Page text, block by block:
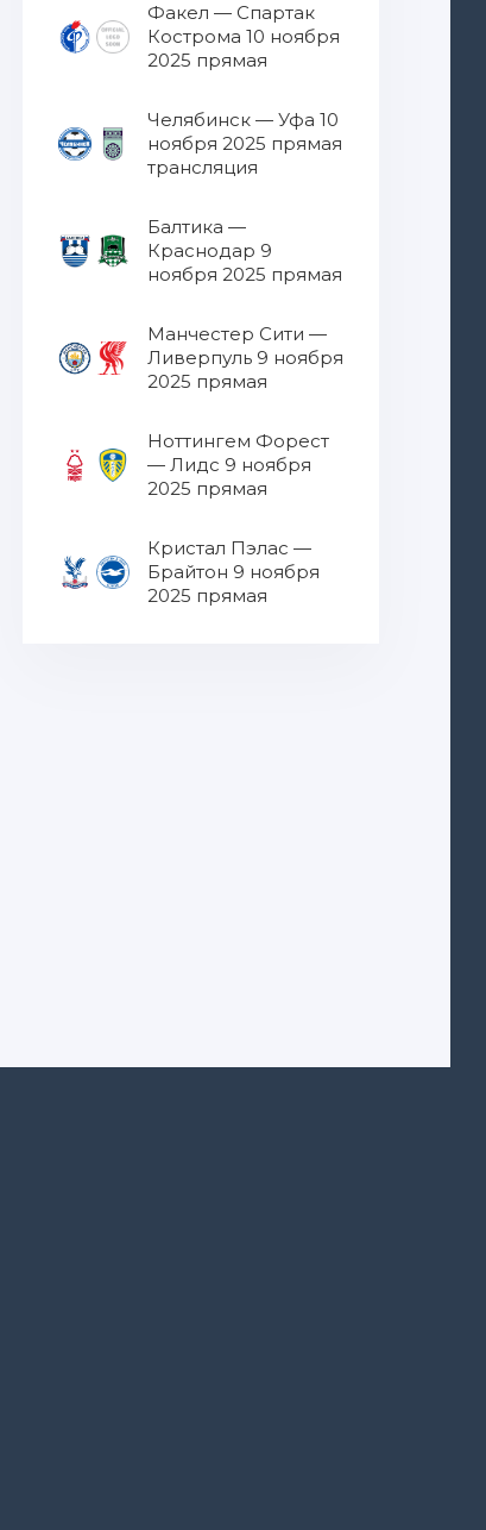
Факел — Спартак
Кострома 10 ноября
2025 прямая
Челябинск — Уфа 10
ноября 2025 прямая
трансляция
Балтика —
Краснодар 9
ноября 2025 прямая
Манчестер Сити —
Ливерпуль 9 ноября
2025 прямая
Ноттингем Форест
— Лидс 9 ноября
2025 прямая
Кристал Пэлас —
Брайтон 9 ноября
2025 прямая